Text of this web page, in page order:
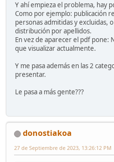
Y ahí empieza el problema, hay
Como por ejemplo: publicación
personas admitidas y excluidas,
distribución por apellidos.
En vez de aparecer el pdf pone:
que visualizar actualmente.
Y me pasa además en las 2
presentar.
Le pasa a más gente???
donostiakoa
27 de Septiembre de 2023, 13:26:12 PM